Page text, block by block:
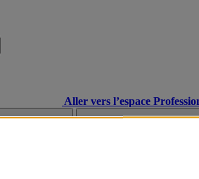
Aller vers l’espace